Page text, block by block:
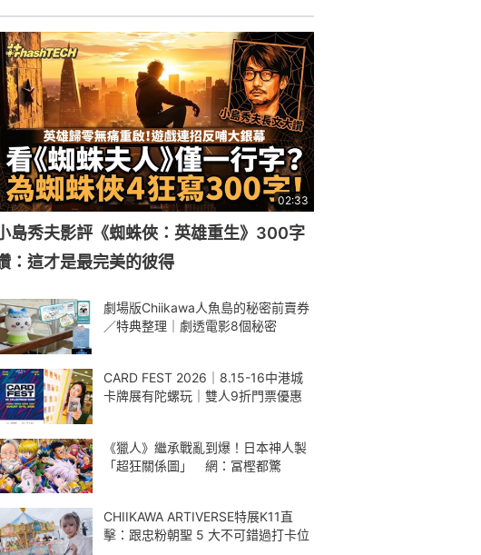
02:33
島秀夫影評《蜘蛛俠：英雄重生》300字
：這才是最完美的彼得
劇場版Chiikawa人魚島的秘密前賣券
／特典整理｜劇透電影8個秘密
CARD FEST 2026｜8.15-16中港城
卡牌展有陀螺玩｜雙人9折門票優惠
《獵人》繼承戰亂到爆！日本神人製
「超狂關係圖」 網：冨樫都驚
CHIIKAWA ARTIVERSE特展K11直
擊：跟忠粉朝聖 5 大不可錯過打卡位